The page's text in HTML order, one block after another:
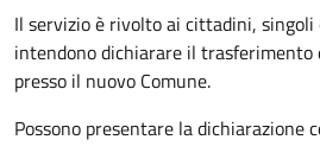
Il servizio è rivolto ai cittadini,
intendono dichiarare il trasferimento
presso il nuovo Comune.
Possono presentare la dichiarazione